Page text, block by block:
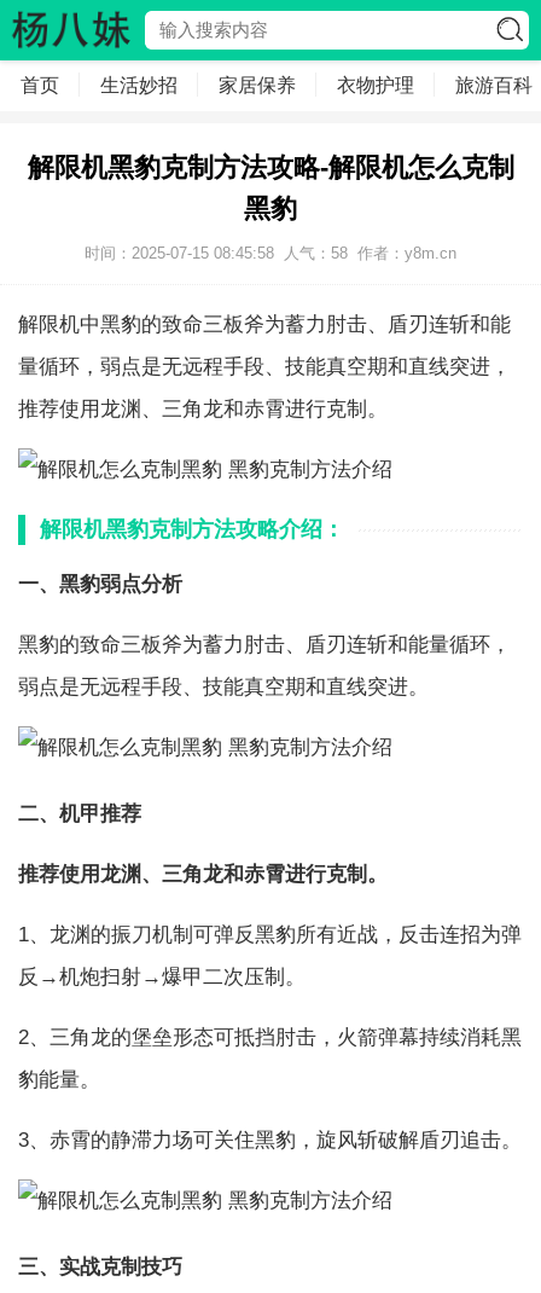
首页 生活妙招 家居保养 衣物护理 旅游百科
解限机黑豹克制方法攻略-解限机怎么克制
黑豹
时间：2025-07-15 08:45:58 人气： 58 作者： y8m.cn
解限机中黑豹的致命三板斧为蓄力肘击、盾刃连斩和能
量循环，弱点是无远程手段、技能真空期和直线突进，
推荐使用龙渊、三角龙和赤霄进行克制。
解限机黑豹克制方法攻略介绍：
一、黑豹弱点分析
黑豹的致命三板斧为蓄力肘击、盾刃连斩和能量循环，
弱点是无远程手段、技能真空期和直线突进。
二、机甲推荐
推荐使用龙渊、三角龙和赤霄进行克制。
1、龙渊的振刀机制可弹反黑豹所有近战，反击连招为弹
反→机炮扫射→爆甲二次压制。
2、三角龙的堡垒形态可抵挡肘击，火箭弹幕持续消耗黑
豹能量。
3、赤霄的静滞力场可关住黑豹，旋风斩破解盾刃追击。
三、实战克制技巧